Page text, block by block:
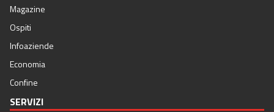
Magazine
Ospiti
Infoaziende
Economia
Confine
SERVIZI